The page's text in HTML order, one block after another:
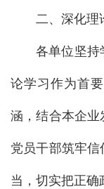
二、深化理
各单位坚持
论学习作为首
涵，结合本企
党员干部筑牢
当，切实把正确